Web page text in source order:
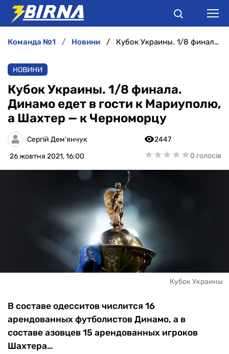
АНАЛІТИКА
ІНТЕРВ'Ю
РІЗНЕ
команда №1 новини Кубок Украины. 1/8 финала. Динамо едет в гости к Мариуполю, а Шахтер — к Черноморцу
НОВИНИ
Кубок Украины. 1/8 финала.
Динамо едет в гости к Мариуполю,
а Шахтер — к Черноморцу
Сергій Дем'янчук
26 жовтня 2021, 16:00
2447
★★★★★
★★★★★0 голосів
Кубок Украины
В составе одесситов числится 16
арендованных футболистов Динамо, а в
составе азовцев 15 арендованных игроков
Шахтера…